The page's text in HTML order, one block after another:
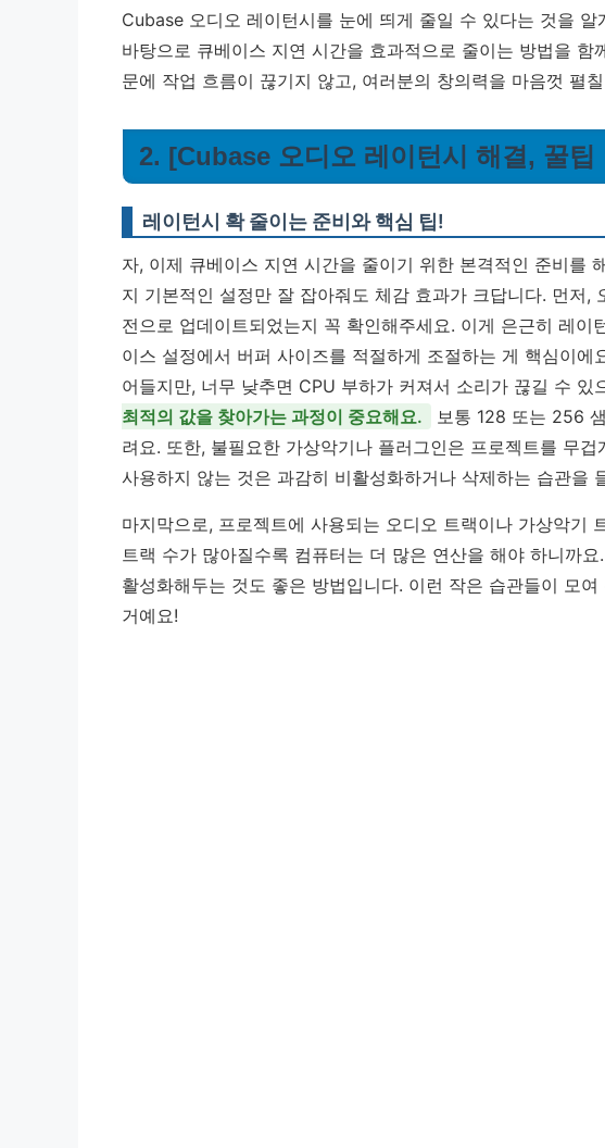
Cubase 오디오 레이턴시를 눈에 띄게 줄일 수 있다는 것을 알
바탕으로 큐베이스 지연 시간을 효과적으로 줄이는 방법을 함
문에 작업 흐름이 끊기지 않고, 여러분의 창의력을 마음껏 펼
2. [Cubase 오디오 레이턴시 해결, 꿀팁
레이턴시 확 줄이는 준비와 핵심 팁!
자, 이제 큐베이스 지연 시간을 줄이기 위한 본격적인 준비를
지 기본적인 설정만 잘 잡아줘도 체감 효과가 크답니다. 먼저,
전으로 업데이트되었는지 꼭 확인해주세요. 이게 은근히 레이
이스 설정에서 버퍼 사이즈를 적절하게 조절하는 게 핵심이
어들지만, 너무 낮추면 CPU 부하가 커져서 소리가 끊길 수 있
최적의 값을 찾아가는 과정이 중요해요.
보통 128 또는 256
려요. 또한, 불필요한 가상악기나 플러그인은 프로젝트를 무
사용하지 않는 것은 과감히 비활성화하거나 삭제하는 습관을
마지막으로, 프로젝트에 사용되는 오디오 트랙이나 가상악기
트랙 수가 많아질수록 컴퓨터는 더 많은 연산을 해야 하니까
활성화해두는 것도 좋은 방법입니다. 이런 작은 습관들이 모
거예요!